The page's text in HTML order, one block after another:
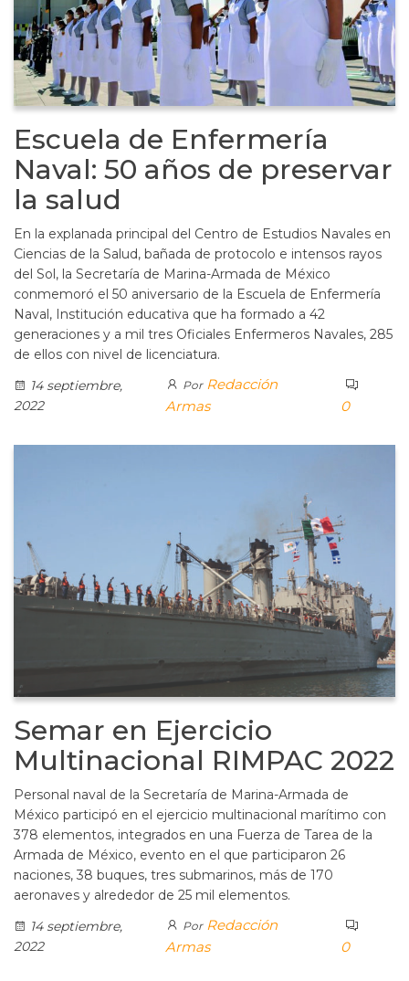
Escuela de Enfermería
Naval: 50 años de preservar
la salud
En la explanada principal del Centro de Estudios Navales en
Ciencias de la Salud, bañada de protocolo e intensos rayos
del Sol, la Secretaría de Marina-Armada de México
conmemoró el 50 aniversario de la Escuela de Enfermería
Naval, Institución educativa que ha formado a 42
generaciones y a mil tres Oficiales Enfermeros Navales, 285
de ellos con nivel de licenciatura.
14 septiembre,
2022
Por Redacción
Armas
0
Semar en Ejercicio
Multinacional RIMPAC 2022
Personal naval de la Secretaría de Marina-Armada de
México participó en el ejercicio multinacional marítimo con
378 elementos, integrados en una Fuerza de Tarea de la
Armada de México, evento en el que participaron 26
naciones, 38 buques, tres submarinos, más de 170
aeronaves y alrededor de 25 mil elementos.
14 septiembre,
2022
Por Redacción
Armas
0